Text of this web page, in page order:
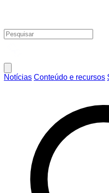
Notícias Conteúdo e recursos